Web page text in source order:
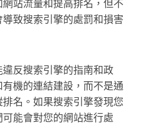
站流量和提高排名，但不
致搜索引擎的處罰和損害
反搜索引擎的指南和政
機的連結建設，而不是通
名。如果搜索引擎發現您
能會對您的網站進行處